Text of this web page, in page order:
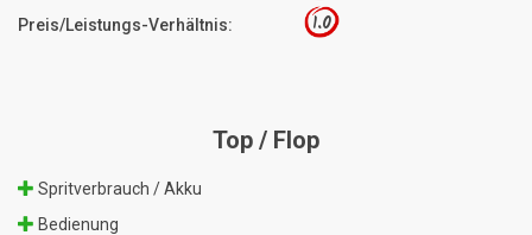
Preis/Leistungs-Verhältnis: 1.0
Top / Flop
Spritverbrauch / Akku
Bedienung